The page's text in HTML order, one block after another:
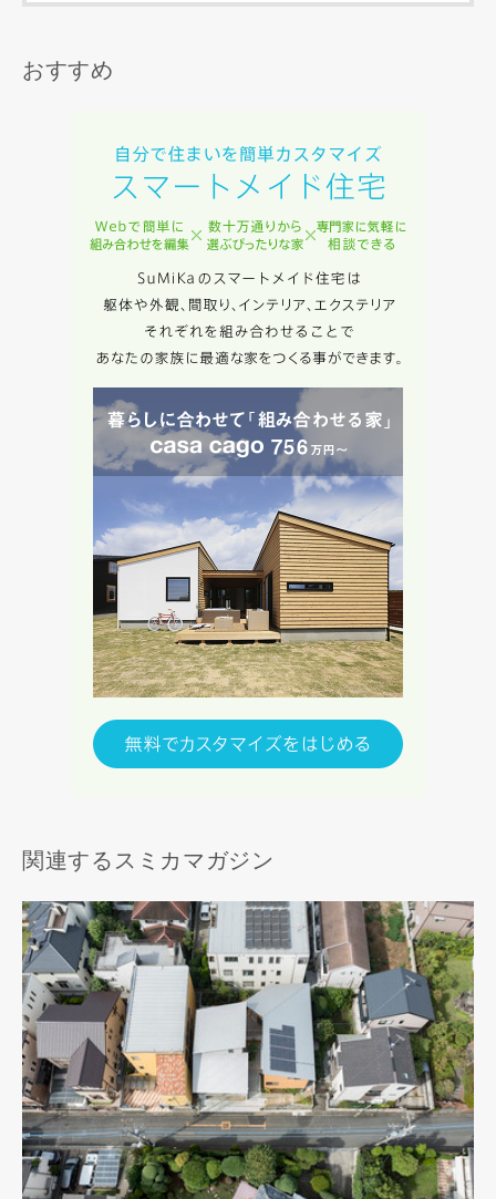
おすすめ
関連するスミカマガジン
損害について、債務不履行責任、不法行為責任、その他の法
当社は、お客様が本サービスを利用することにより第三者と
の間で生じた紛争等について一切責任を負わないものとしま
入力内容を送信する
キャンセル